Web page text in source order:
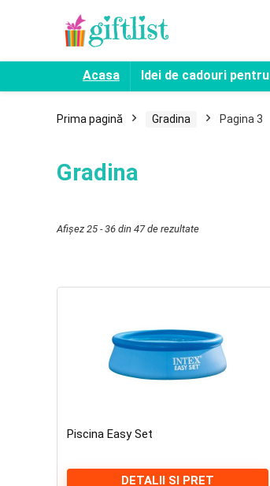
Acasa Idei de cadouri pentru
Prima pagină Gradina Pagina 3
Gradina
Afișez 25 - 36 din 47 de rezultate
Piscina Easy Set
DETALII SI PRET